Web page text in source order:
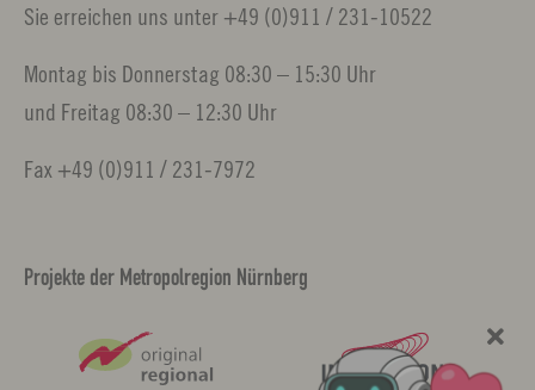
Sie erreichen uns unter +49 (0)911 / 231-10522
Montag bis Donnerstag 08:30 – 15:30 Uhr
und Freitag 08:30 – 12:30 Uhr
Fax +49 (0)911 / 231-7972
Projekte der Metropolregion Nürnberg